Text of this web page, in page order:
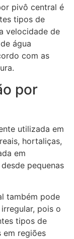
pivô central é
tipos de
velocidade de
água
com as
por
utilizada em
hortaliças,
em
pequenas
também pode
pois o
tipos de
em regiões